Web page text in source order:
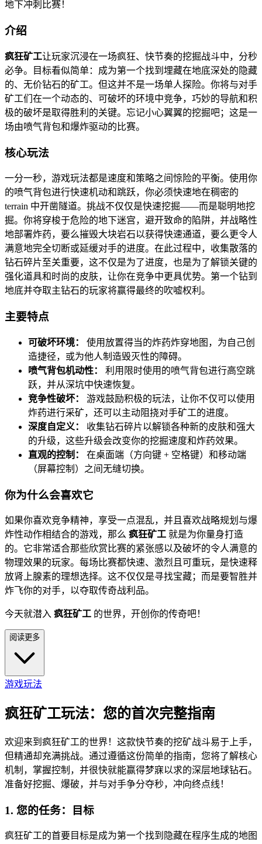
地下冲刺比赛！
介绍
疯狂矿工让玩家沉浸在一场疯狂、快节奏的挖掘战斗中，分秒
必争。目标看似简单：成为第一个找到埋藏在地底深处的隐藏
的、无价钻石的矿工。但这并不是一场单人探险。你将与对手
矿工们在一个动态的、可破坏的环境中竞争，巧妙的导航和积
极的破坏是取得胜利的关键。忘记小心翼翼的挖掘吧；这是一
场由喷气背包和爆炸驱动的比赛。
核心玩法
一分一秒，游戏玩法都是速度和策略之间惊险的平衡。使用你
的喷气背包进行快速机动和跳跃，你必须快速地在稠密的
terrain 中开凿隧道。挑战不仅仅是快速挖掘——而是聪明地挖
掘。你将穿梭于危险的地下迷宫，避开致命的陷阱，并战略性
地部署炸药，要么摧毁大块岩石以获得快速通道，要么更令人
满意地完全切断或延缓对手的进度。在此过程中，收集散落的
钻石碎片至关重要，这不仅是为了进度，也是为了解锁关键的
强化道具和时尚的皮肤，让你在竞争中更具优势。第一个钻到
地底并夺取主钻石的玩家将赢得最终的吹嘘权利。
主要特点
可破坏环境：
使用放置得当的炸药炸穿地图，为自己创
造捷径，或为他人制造毁灭性的障碍。
喷气背包机动性：
利用限时使用的喷气背包进行高空跳
跃，并从深坑中快速恢复。
竞争性破坏：
游戏鼓励积极的玩法，让你不仅可以使用
炸药进行采矿，还可以主动阻挠对手矿工的进度。
深度自定义：
收集钻石碎片以解锁各种新的皮肤和强大
的升级，这些升级会改变你的挖掘速度和炸药效果。
直观的控制：
在桌面端（方向键 + 空格键）和移动端
（屏幕控制）之间无缝切换。
你为什么会喜欢它
如果你喜欢竞争精神，享受一点混乱，并且喜欢战略规划与爆
炸性动作相结合的游戏，那么 疯狂矿工 就是为你量身打造
的。它非常适合那些欣赏比赛的紧张感以及破坏的令人满意的
物理效果的玩家。每场比赛都快速、激烈且可重玩，是快速释
放肾上腺素的理想选择。这不仅仅是寻找宝藏；而是要智胜并
炸飞你的对手，以夺取传奇战利品。
今天就潜入 疯狂矿工 的世界，开创你的传奇吧！
阅读更多
游戏玩法
疯狂矿工玩法：您的首次完整指南
欢迎来到疯狂矿工的世界！这款快节奏的挖矿战斗易于上手，
但精通却充满挑战。通过遵循这份简单的指南，您将了解核心
机制，掌握控制，并很快就能赢得梦寐以求的深层地球钻石。
准备好挖掘、爆破，并与对手争分夺秒，冲向终点线！
1. 您的任务：目标
疯狂矿工的首要目标是成为第一个找到隐藏在程序生成的地图